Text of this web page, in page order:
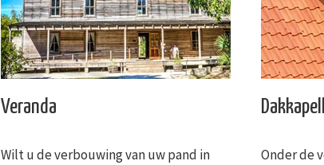
Veranda
Wilt u de verbouwing van uw pand in
Onder de